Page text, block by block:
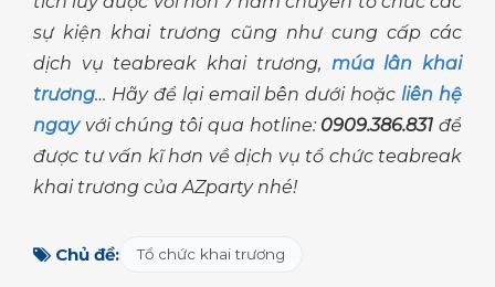
sự kiện khai trương cũng như cung cấp các
dịch vụ teabreak khai trương, múa lân khai
trương… Hãy để lại email bên dưới hoặcliên hệ
ngayvới chúng tôi qua hotline: 0909.386.831 để
được tư vấn kĩ hơn về dịch vụ tổ chức teabreak
khai trương của AZparty nhé!
Chủ đề: Tổ chức khai trương